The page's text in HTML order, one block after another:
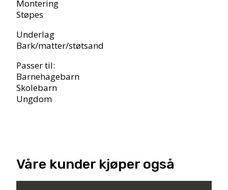
Montering
Støpes
Underlag
Bark/matter/støtsand
Passer til:
Barnehagebarn
Skolebarn
Ungdom
Våre kunder kjøper også